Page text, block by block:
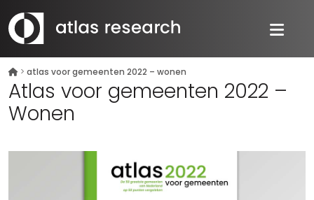
> atlas voor gemeenten 2022 – wonen
Atlas voor gemeenten 2022 –
Wonen